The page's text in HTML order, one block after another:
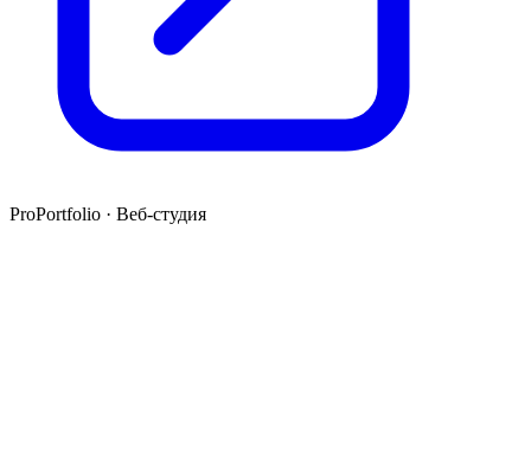
ProPortfolio · Веб-студия